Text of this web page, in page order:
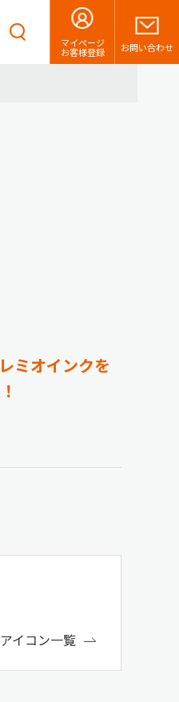
マイページ
お客様登録 お問い合わせ
ミオインクを
イコン一覧